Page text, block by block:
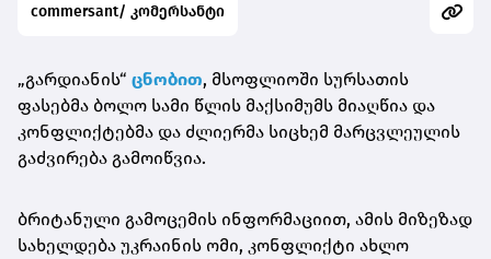
commersant/ კომერსანტი
„გარდიანის“ ცნობით, მსოფლიოში სურსათის
ფასებმა ბოლო სამი წლის მაქსიმუმს მიაღწია და
კონფლიქტებმა და ძლიერმა სიცხემ მარცვლეულის
გაძვირება გამოიწვია.
ბრიტანული გამოცემის ინფორმაციით, ამის მიზეზად
სახელდება უკრაინის ომი, კონფლიქტი ახლო